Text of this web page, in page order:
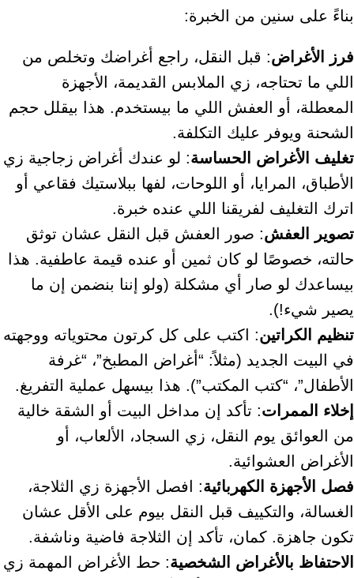
بناءً على سنين من الخبرة:
فرز الأغراض: قبل النقل، راجع أغراضك وتخلص من
اللي ما تحتاجه، زي الملابس القديمة، الأجهزة
المعطلة، أو العفش اللي ما بيستخدم. هذا بيقلل حجم
الشحنة ويوفر عليك التكلفة.
تغليف الأغراض الحساسة: لو عندك أغراض زجاجية زي
الأطباق، المرايا، أو اللوحات، لفها ببلاستيك فقاعي أو
اترك التغليف لفريقنا اللي عنده خبرة.
تصوير العفش: صور العفش قبل النقل عشان توثق
حالته، خصوصًا لو كان ثمين أو عنده قيمة عاطفية. هذا
بيساعدك لو صار أي مشكلة (ولو إننا بنضمن إن ما
يصير شيء!).
تنظيم الكراتين: اكتب على كل كرتون محتوياته ووجهته
في البيت الجديد (مثلاً: “أغراض المطبخ”، “غرفة
الأطفال”، “كتب المكتب”). هذا بيسهل عملية التفريغ.
إخلاء الممرات: تأكد إن مداخل البيت أو الشقة خالية
من العوائق يوم النقل، زي السجاد، الألعاب، أو
الأغراض العشوائية.
فصل الأجهزة الكهربائية: افصل الأجهزة زي الثلاجة،
الغسالة، والتكييف قبل النقل بيوم على الأقل عشان
تكون جاهزة. كمان، تأكد إن الثلاجة فاضية وناشفة.
الاحتفاظ بالأغراض الشخصية: حط الأغراض المهمة زي